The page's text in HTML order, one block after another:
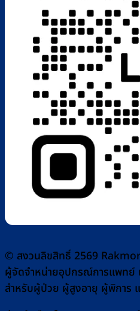
© สงวนลิขสิทธิ์ 2569
ผู้จัดจำหน่ายอุปกรณ์การแพท
สำหรับผู้ป่วย ผู้สูงอายุ ผู้พิการ